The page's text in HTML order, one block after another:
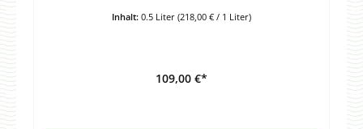
Inhalt: 0.5 Liter (218,00 € / 1 Liter)
109,00 €*